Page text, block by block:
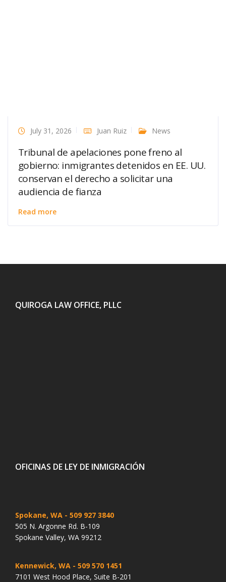
July 31, 2026 Juan Ruiz News
Tribunal de apelaciones pone freno al
gobierno: inmigrantes detenidos en EE. UU.
conservan el derecho a solicitar una
audiencia de fianza
Read more
QUIROGA LAW OFFICE, PLLC
OFICINAS DE LEY DE INMIGRACIÓN
Spokane, WA - 509 927 3840
505 N. Argonne Rd. B-109
Spokane Valley, WA 99212
Kennewick, WA - 509 570 1451
7101 West Hood Place, Suite B-201